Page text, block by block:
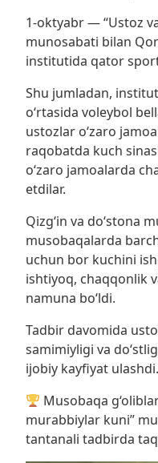
1-oktyabr — “Ustoz
munosabati bilan
institutida qator
Shu jumladan,
o‘rtasida voleybol
ustozlar o‘zaro
raqobatda kuch
o‘zaro jamoalarda
etdilar.
Qizg‘in va do‘stona
musobaqalarda
uchun bor kuchini
ishtiyoq, chaqqonlik
namuna bo‘ldi.
Tadbir davomida
samimiyligi va
ijobiy kayfiyat ulashdi.
Musobaqa
murabbiylar kuni”
tantanali tadbirda